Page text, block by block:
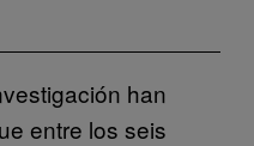
han
entre los seis